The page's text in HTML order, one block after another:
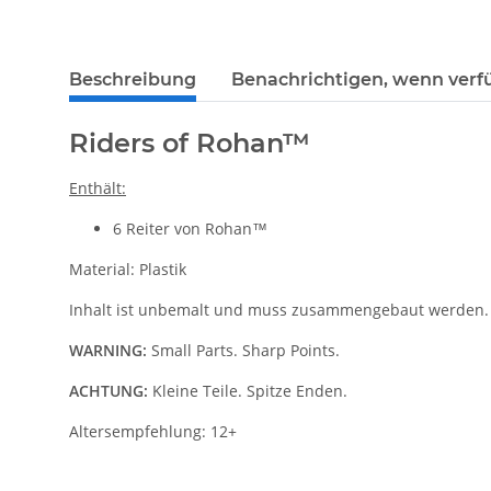
weitere Registerkarten anzeigen
Beschreibung Benachrichtigen, wenn
Riders of Rohan™
Enthält:
6 Reiter von Rohan™
Material: Plastik
Inhalt ist unbemalt und muss zusammengebaut werden.
WARNING: Small Parts. Sharp Points.
ACHTUNG: Kleine Teile. Spitze Enden.
Altersempfehlung: 12+